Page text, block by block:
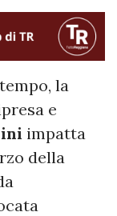
la
e
impatta
della